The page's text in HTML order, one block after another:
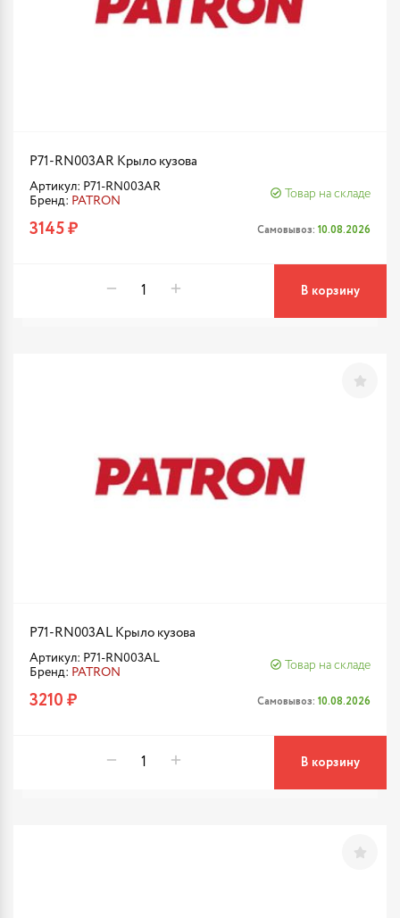
P71-RN003AR Крыло кузова
Артикул: P71-RN003AR
Бренд: PATRON
Товар на складе
3145 ₽ Самовывоз: 10.08.2026
В корзину
P71-RN003AL Крыло кузова
Артикул: P71-RN003AL
Бренд: PATRON
Товар на складе
3210 ₽ Самовывоз: 10.08.2026
В корзину